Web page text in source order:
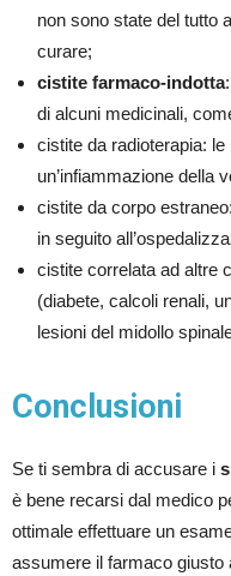
non sono state del tutto
curare;
cistite farmaco-indotta
di alcuni medicinali,
cistite da radioterapia:
un’infiammazione della
cistite da corpo
in seguito
cistite correlata ad altre
(diabete, calcoli renali,
lesioni del midollo
Conclusioni
Se ti sembra di accusare i
è bene recarsi dal medico
ottimale effettuare un
assumere il farmaco giusto